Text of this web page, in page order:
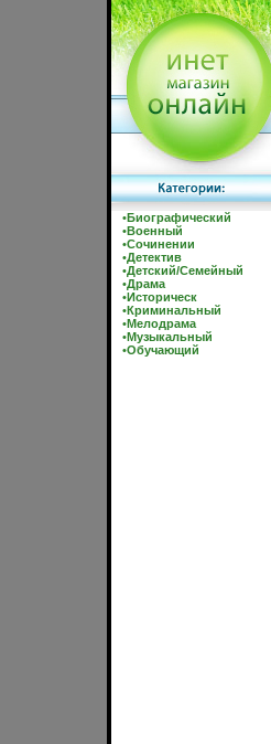
•Биографический
•Военный
•Сочинении
•Детектив
•Детский/Семейный
•Драма
•Историческ
•Криминальный
•Мелодрама
•Музыкальный
•Обучающий